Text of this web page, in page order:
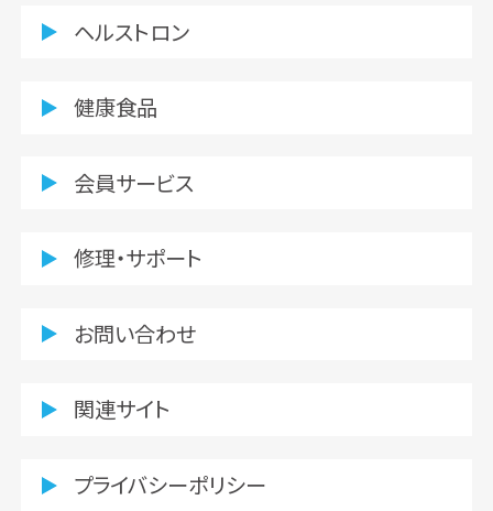
ヘルストロン
健康食品
会員サービス
修理・サポート
お問い合わせ
関連サイト
プライバシーポリシー